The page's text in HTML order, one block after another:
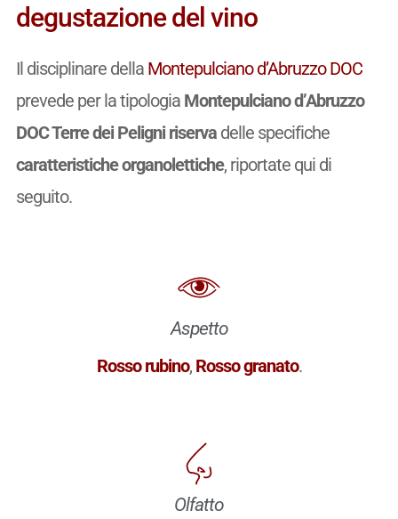
degustazione del vino
Il disciplinare della Montepulciano d’Abruzzo DOC
prevede per la tipologia Montepulciano d’Abruzzo
DOC Terre dei Peligni riservadelle specifiche
caratteristiche organolettiche, riportate qui di
seguito.
Aspetto
Rosso rubino, Rosso granato.
Olfatto